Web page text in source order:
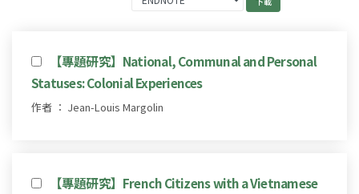
【專題研究】National, Communal and Personal
Statuses: Colonial Experiences
作者 ： Jean-Louis Margolin
【專題研究】French Citizens with a Vietnamese